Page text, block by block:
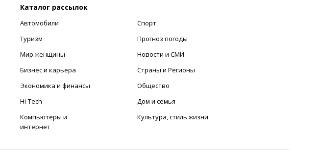
Каталог рассылок
Автомобили
Туризм
Мир женщины
Бизнес и карьера
Экономика и финансы
Hi-Tech
Компьютеры и
интернет
Спорт
Прогноз погоды
Новости и СМИ
Страны и Регионы
Общество
Дом и семья
Культура, стиль жизни